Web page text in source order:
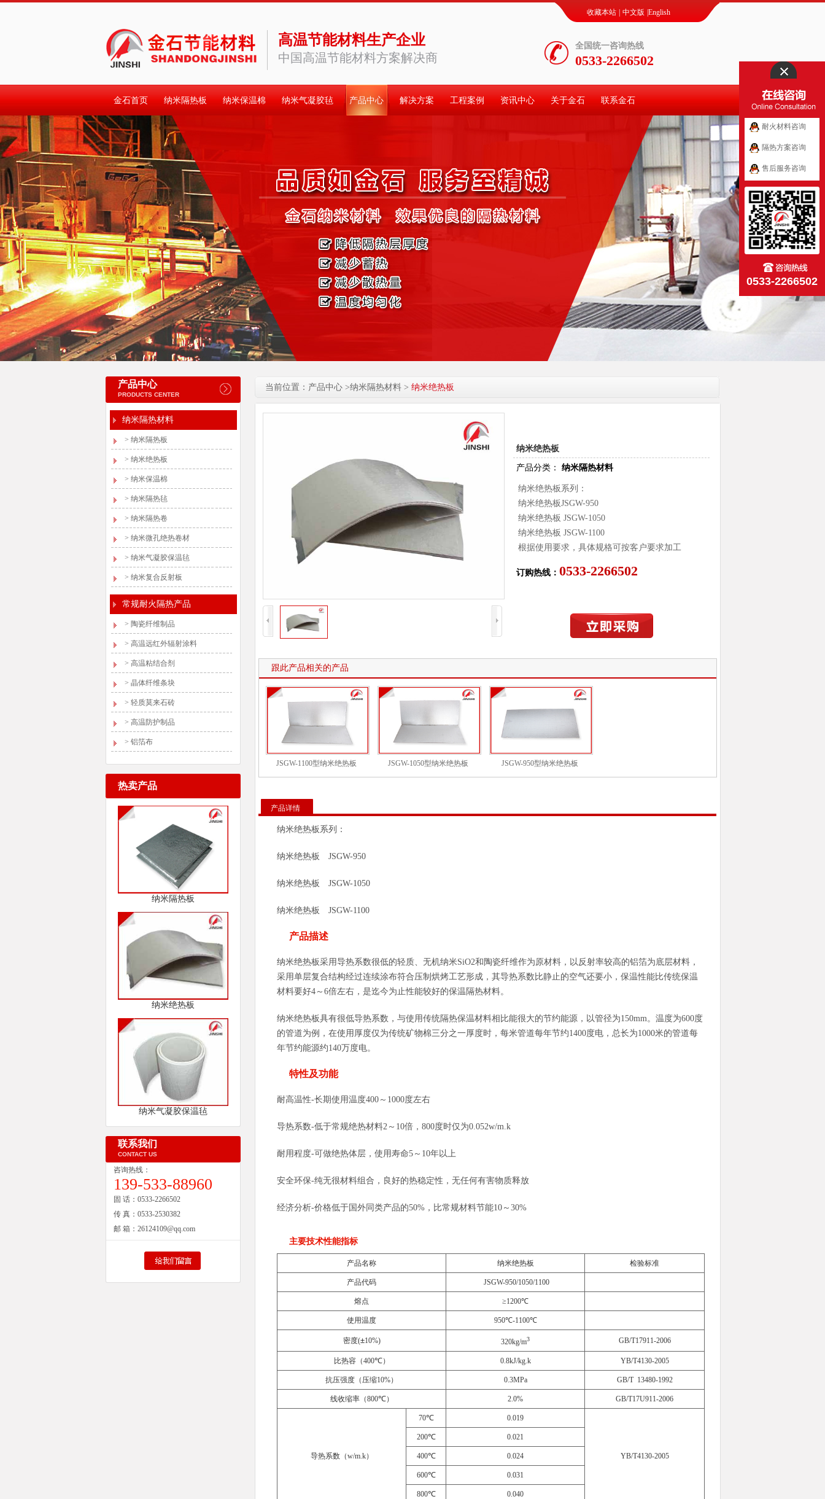
高温节能材料生产企业
中国高温节能材料方案解决商
收藏本站 中文版 English
全国统一咨询热线
0533-2266502
金石首页 纳米隔热板 纳米保温棉 纳米气凝胶毡 产品中心 解决方案 工程案例 资讯中心 关于金石 联系金石
产品中心
PRODUCTS CENTER
纳米隔热材料
> 纳米隔热板
> 纳米绝热板
> 纳米保温棉
> 纳米隔热毡
> 纳米隔热卷
> 纳米微孔绝热卷材
> 纳米气凝胶保温毡
> 纳米复合反射板
常规耐火隔热产品
> 陶瓷纤维制品
> 高温远红外辐射涂料
> 高温粘结合剂
> 晶体纤维条块
> 轻质莫来石砖
> 高温防护制品
> 铝箔布
热卖产品
纳米隔热板
纳米绝热板
纳米气凝胶保温毡
联系我们
CONTACT US
咨询热线：
139-533-88960
固 话： 0533-2266502
传 真： 0533-2530382
邮 箱： 26124109@qq.com
当前位置：产品中心 >纳米隔热材料 > 纳米绝热板
纳米绝热板
产品分类： 纳米隔热材料
纳米绝热板系列：
纳米绝热板JSGW-950
纳米绝热板 JSGW-1050
纳米绝热板 JSGW-1100
根据使用要求，具体规格可按客户要求加工
订购热线： 0533-2266502
跟此产品相关的产品
JSGW-1100型纳米绝热板 JSGW-1050型纳米绝热板 JSGW-950型纳米绝热板
产品详情
纳米绝热板系列：
纳米绝热板 JSGW-950
纳米绝热板 JSGW-1050
纳米绝热板 JSGW-1100
产品描述
纳米绝热板采用导热系数很低的轻质、无机纳米SiO2和陶瓷纤维作为原材料，以反射率较高的铝箔为底层材料，
采用单层复合结构经过连续涂布符合压制烘烤工艺形成，其导热系数比静止的空气还要小，保温性能比传统保温
材料要好4～6倍左右，是迄今为止性能较好的保温隔热材料。
纳米绝热板具有很低导热系数，与使用传统隔热保温材料相比能很大的节约能源，以管径为150mm。温度为600度
的管道为例，在使用厚度仅为传统矿物棉三分之一厚度时，每米管道每年节约1400度电，总长为1000米的管道每
年节约能源约140万度电。
特性及功能
耐高温性-长期使用温度400～1000度左右
导热系数-低于常规绝热材料2～10倍，800度时仅为0.052w/m.k
耐用程度-可做绝热体层，使用寿命5～10年以上
安全环保-纯无很材料组合，良好的热稳定性，无任何有害物质释放
经济分析-价格低于国外同类产品的50%，比常规材料节能10～30%
主要技术性能指标
产品名称 纳米绝热板 检验标准
产品代码 JSGW-950/1050/1100
熔点 ≥1200℃
使用温度 950℃-1100℃
密度(±10%) 320kg/m3 GB/T17911-2006
比热容（400℃） 0.8kJ/kg.k YB/T4130-2005
抗压强度（压缩10%） 0.3MPa GB/T 13480-1992
线收缩率（800℃） 2.0% GB/T17U911-2006
导热系数（w/m.k）
70℃ 0.019
YB/T4130-2005
200℃ 0.021
400℃ 0.024
600℃ 0.031
800℃ 0.040